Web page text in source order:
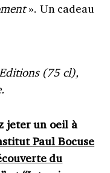
». Un cadeau
(75 cl),
jeter un oeil à
Paul Bocuse
du